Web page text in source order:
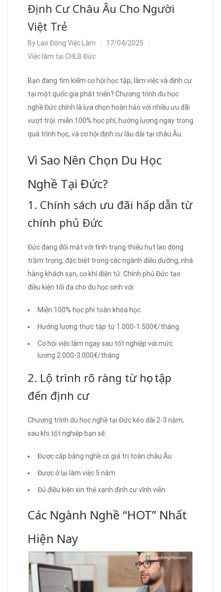
Định Cư Châu Âu Cho Người
Việt Trẻ
By Lao Động Việc Làm
17/04/2025
Việc làm tại CHLB Đức
Bạn đang tìm kiếm cơ hội học tập, làm việc và định cư
tại một quốc gia phát triển? Chương trình du học
nghề Đức chính là lựa chọn hoàn hảo với nhiều ưu đãi
vượt trội: miễn 100% học phí, hưởng lương ngay trong
quá trình học, và cơ hội định cư lâu dài tại châu Âu.
Vì Sao Nên Chọn Du Học
Nghề Tại Đức?
1. Chính sách ưu đãi hấp dẫn từ
chính phủ Đức
Đức đang đối mặt với tình trạng thiếu hụt lao động
trầm trọng, đặc biệt trong các ngành điều dưỡng, nhà
hàng khách sạn, cơ khí điện tử. Chính phủ Đức tạo
điều kiện tối đa cho du học sinh với:
Miễn 100% học phí toàn khóa học
Hưởng lương thực tập từ 1.000-1.500€/tháng
Cơ hội việc làm ngay sau tốt nghiệp với mức
lương 2.000-3.000€/tháng
2. Lộ trình rõ ràng từ học tập
đến định cư
Chương trình du học nghề tại Đức kéo dài 2-3 năm,
sau khi tốt nghiệp bạn sẽ:
Được cấp bằng nghề có giá trị toàn châu Âu
Được ở lại làm việc 5 năm
Đủ điều kiện xin thẻ xanh định cư vĩnh viễn
Các Ngành Nghề “HOT” Nhất
Hiện Nay